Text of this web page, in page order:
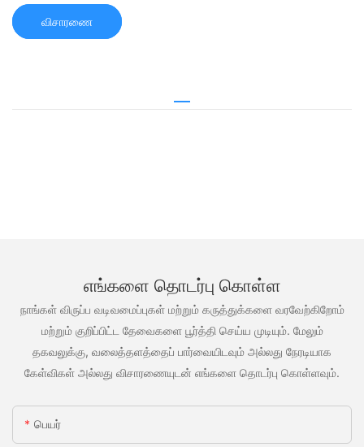
விசாரணை
எங்களை தொடர்பு கொள்ள
நாங்கள் விருப்ப வடிவமைப்புகள் மற்றும் கருத்துக்களை வரவேற்கிறோம்
மற்றும் குறிப்பிட்ட தேவைகளை பூர்த்தி செய்ய முடியும். மேலும்
தகவலுக்கு, வலைத்தளத்தைப் பார்வையிடவும் அல்லது நேரடியாக
கேள்விகள் அல்லது விசாரணையுடன் எங்களை தொடர்பு கொள்ளவும்.
பெயர்